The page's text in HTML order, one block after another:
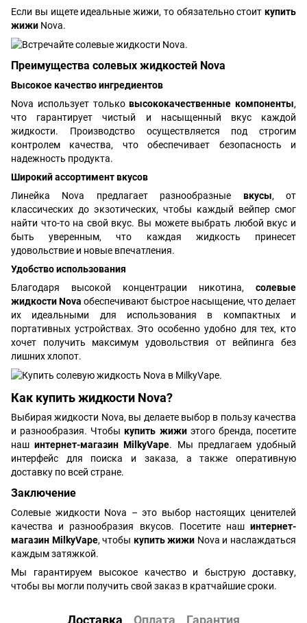
Если вы ищете идеальные жижи, то обязательно стоит купить
жижи Nova.
Преимущества солевых жидкостей Nova
Высокое качество ингредиентов
Nova использует тольковысококачественные компоненты,
что гарантирует чистый и насыщенный вкус каждой
жидкости. Производство осуществляется под строгим
контролем качества, что обеспечивает безопасность и
надежность продукта.
Широкий ассортимент вкусов
Линейка Nova предлагает разнообразные вкусы, от
классических до экзотических, чтобы каждый вейпер смог
найти что-то на свой вкус. Вы можете выбрать любой вкус и
быть уверенным, что каждая жидкость принесет
удовольствие и новые впечатления.
Удобство использования
Благодаря высокой концентрации никотина, солевые
жидкости Nova обеспечивают быстрое насыщение, что делает
их идеальными для использования в компактных и
портативных устройствах. Это особенно удобно для тех, кто
хочет получить максимум удовольствия от вейпинга без
лишних хлопот.
Как купить жидкости Nova?
Выбирая жидкости Nova, вы делаете выбор в пользу качества
и разнообразия. Чтобыкупить жижиэтого бренда, посетите
нашинтернет-магазин MilkyVape. Мы предлагаем удобный
интерфейс для поиска и заказа, а также оперативную
доставку по всей стране.
Заключение
Солевые жидкости Nova – это выбор настоящих ценителей
качества и разнообразия вкусов. Посетите наш интернет-
магазин MilkyVape, чтобы купить жижи Nova и наслаждаться
каждым затяжкой.
Мы гарантируем высокое качество и быструю доставку,
чтобы вы могли получить свой заказ в кратчайшие сроки.
Доставка Оплата Гарантия